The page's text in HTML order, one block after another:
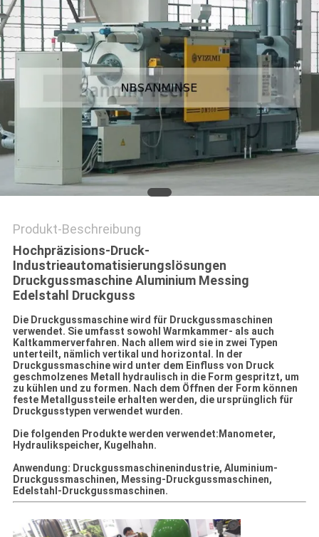
DATENSCHUTZERKLÄRUNG
Produkt-Beschreibung
Hochpräzisions-Druck-
Industrieautomatisierungslösungen
Druckgussmaschine Aluminium Messing
Edelstahl Druckguss
Die Druckgussmaschine wird für Druckgussmaschinen
verwendet. Sie umfasst sowohl Warmkammer- als auch
Kaltkammerverfahren. Nach allem wird sie in zwei Typen
unterteilt, nämlich vertikal und horizontal. In der
Druckgussmaschine wird unter dem Einfluss von Druck
geschmolzenes Metall hydraulisch in die Form gespritzt, um
zu kühlen und zu formen. Nach dem Öffnen der Form können
feste Metallgussteile erhalten werden, die ursprünglich für
Druckgusstypen verwendet wurden.
Die folgenden Produkte werden verwendet: Manometer,
Hydraulikspeicher, Kugelhahn.
Anwendung: Druckgussmaschinenindustrie, Aluminium-
Druckgussmaschinen, Messing-Druckgussmaschinen,
Edelstahl-Druckgussmaschinen.